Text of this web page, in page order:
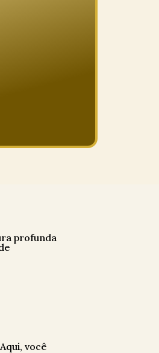
profunda
você